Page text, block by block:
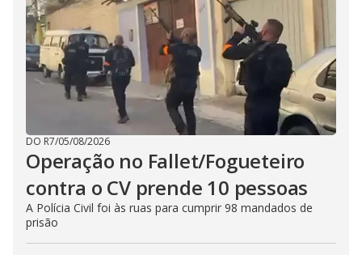
DO R7/05/08/2026
Operação no Fallet/Fogueteiro
contra o CV prende 10 pessoas
A Polícia Civil foi às ruas para cumprir 98 mandados de
prisão